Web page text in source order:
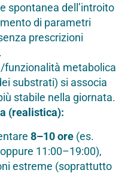
spontanea dell’introito
di parametri
prescrizioni
funzionalità metabolica
substrati) si associa
stabile nella giornata.
(realistica):
8–10 ore (es.
11:00–19:00),
estreme (soprattutto